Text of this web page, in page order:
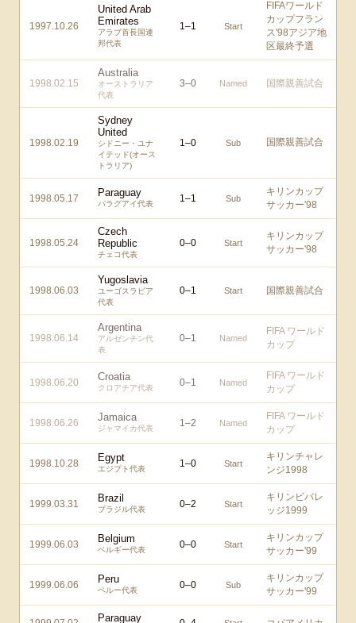
1997.10.26
United Arab
Emirates
アラブ首長国連
邦代表
1–1 Start
FIFAワールド
カップフラン
ス'98アジア地
区最終予選
1998.02.15
Australia
オーストラリア
代表
3–0 Named 国際親善試合
1998.02.19
Sydney
United
シドニー・ユナ
イテッド(オース
トラリア)
1–0 Sub 国際親善試合
1998.05.17 Paraguay
パラグアイ代表 1–1 Sub
キリンカップ
サッカー'98
1998.05.24
Czech
Republic
チェコ代表
0–0 Start
キリンカップ
サッカー'98
1998.06.03
Yugoslavia
ユーゴスラビア
代表
0–1 Start 国際親善試合
1998.06.14
Argentina
アルゼンチン代
表
0–1 Named
FIFA ワールド
カップ
1998.06.20 Croatia
クロアチア代表 0–1 Named
FIFA ワールド
カップ
1998.06.26 Jamaica
ジャマイカ代表 1–2 Named
FIFA ワールド
カップ
1998.10.28 Egypt
エジプト代表 1–0 Start
キリンチャレ
ンジ1998
1999.03.31 Brazil
ブラジル代表 0–2 Start
キリンビバレ
ッジ1999
1999.06.03 Belgium
ベルギー代表 0–0 Start
キリンカップ
サッカー'99
1999.06.06 Peru
ペルー代表 0–0 Sub
キリンカップ
サッカー'99
Paraguay